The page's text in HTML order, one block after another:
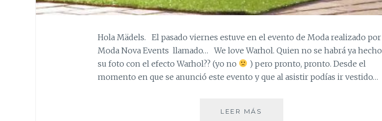
Hola Mädels. El pasado viernes estuve en el evento de Moda realizado por
Moda Nova Events llamado… We love Warhol. Quien no se habrá ya hecho
su foto con el efecto Warhol?? (yo no
) pero pronto, pronto. Desde el
momento en que se anunció este evento y que al asistir podías ir vestido…
LEER MÁS